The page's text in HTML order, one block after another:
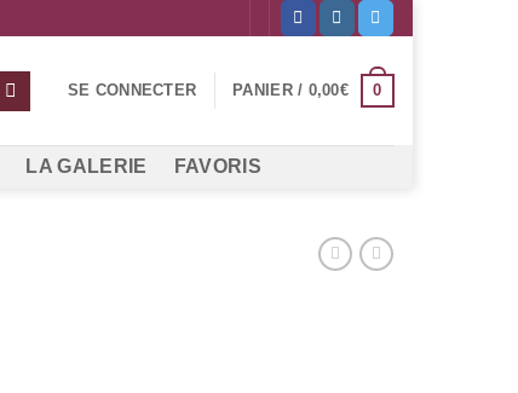
SE CONNECTER PANIER / 0,00€ 0
LA GALERIE FAVORIS